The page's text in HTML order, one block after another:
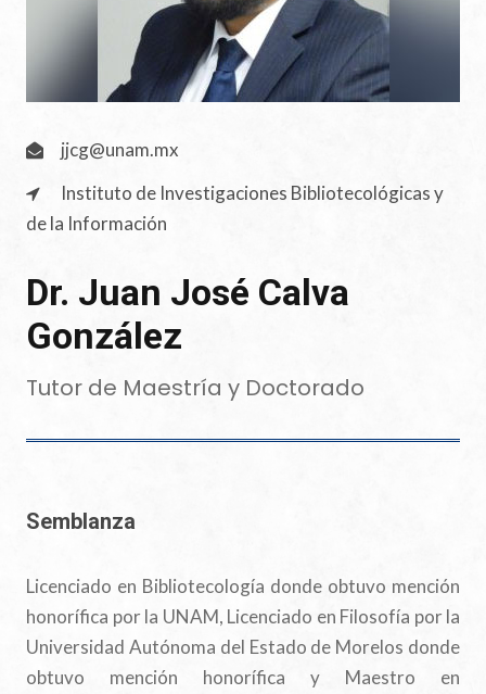
jjcg@unam.mx
Instituto de Investigaciones Bibliotecológicas y
de la Información
Dr. Juan José Calva
González
Tutor de Maestría y Doctorado
Semblanza
Licenciado en Bibliotecología donde obtuvo mención
honorífica por la UNAM, Licenciado en Filosofía por la
Universidad Autónoma del Estado de Morelos donde
obtuvo mención honorífica y Maestro en